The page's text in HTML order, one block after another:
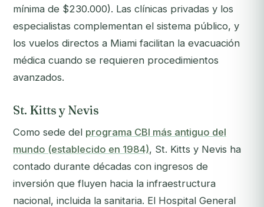
mínima de $230.000). Las clínicas privadas y los
especialistas complementan el sistema público, y
los vuelos directos a Miami facilitan la evacuación
médica cuando se requieren procedimientos
avanzados.
St. Kitts y Nevis
Como sede del programa CBI más antiguo del
mundo (establecido en 1984), St. Kitts y Nevis ha
contado durante décadas con ingresos de
inversión que fluyen hacia la infraestructura
nacional, incluida la sanitaria. El Hospital General